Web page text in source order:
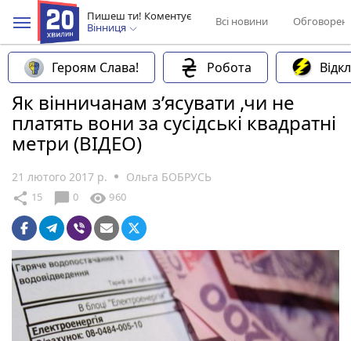
Пишеш ти! Коментує
Вінниця
Всі новини
Героям Слава! Робота
Як вінничанам з’ясувати ,чи не
платять вони за сусідські квадратні
метри (ВІДЕО)
21 лютого 2017 р. Ольга БОБРУСЬ
share 15 chat_bubble 0 visibility 960